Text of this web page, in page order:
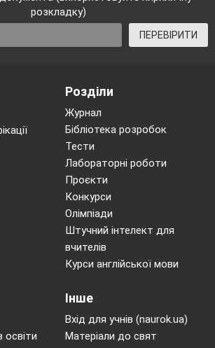
розкладку)
ПЕРЕВІРИТИ
Розділи
Журнал
Бібліотека розробок
Тести
Лабораторні роботи
Проєкти
Конкурси
Олімпіади
Штучний інтелект для
вчителів
Курси англійської мови
освіти
Інше
Вхід для учнів (naurok.ua)
Матеріали до свят